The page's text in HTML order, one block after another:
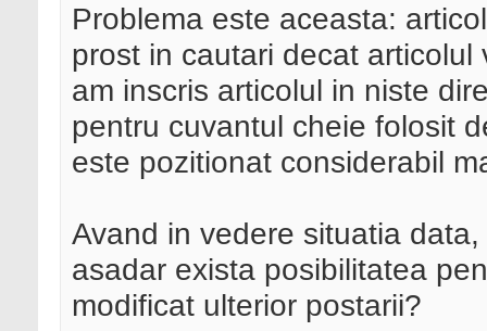
Problema este aceasta:
prost in cautari decat
am inscris articolul in niste
pentru cuvantul cheie folosit
este pozitionat considerabil
Avand in vedere situatia
asadar exista posibilitatea
modificat ulterior postarii?